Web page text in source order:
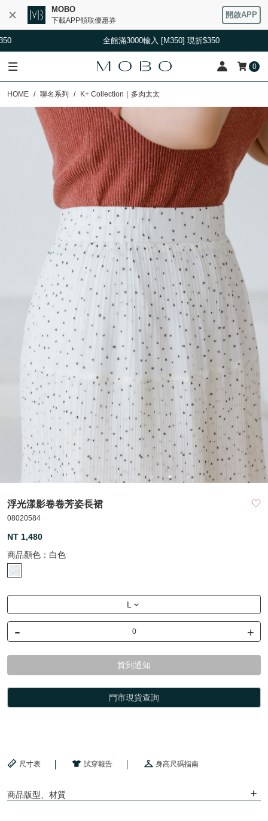
MOBO
下載APP領取優惠券
開啟APP
全館滿3000輸入 [M350] 現折$350
0
HOME 聯名系列 K+ Collection｜多肉太太
浮光漾影卷卷芳姿長裙
08020584
NT 1,480
商品顏色： 白色
L
- +
貨到通知
門市現貨查詢
尺寸表 試穿報告 身高尺碼指南
商品版型、材質